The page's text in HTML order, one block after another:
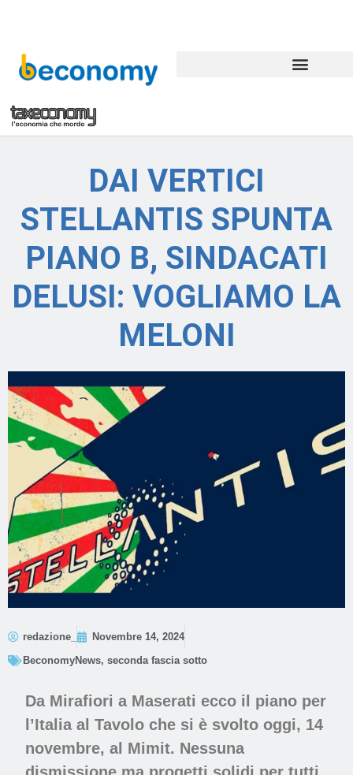
DAI VERTICI
STELLANTIS SPUNTA
PIANO B, SINDACATI
DELUSI: VOGLIAMO LA
MELONI
redazione_
Novembre 14, 2024
BeconomyNews, seconda fascia sotto
Da Mirafiori a Maserati ecco il piano per
l’Italia al Tavolo che si è svolto oggi, 14
novembre, al Mimit. Nessuna